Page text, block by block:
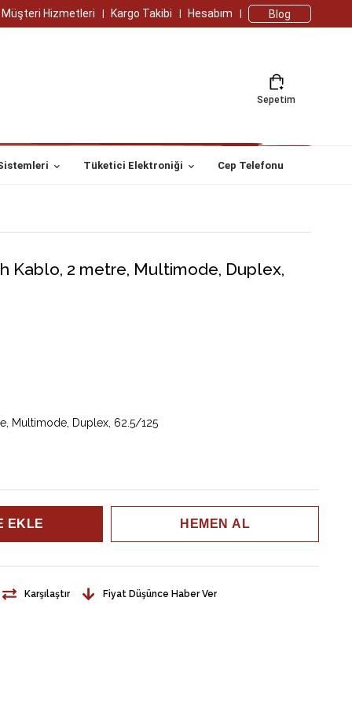
Müşteri Hizmetleri Kargo Takibi Hesabım Blog
Sepetim
Tüketici Elektroniği Cep Telefonu
Kablo, 2 metre, Multimode, Duplex,
Multimode, Duplex, 62.5/125
Karşılaştır Fiyat Düşünce Haber Ver